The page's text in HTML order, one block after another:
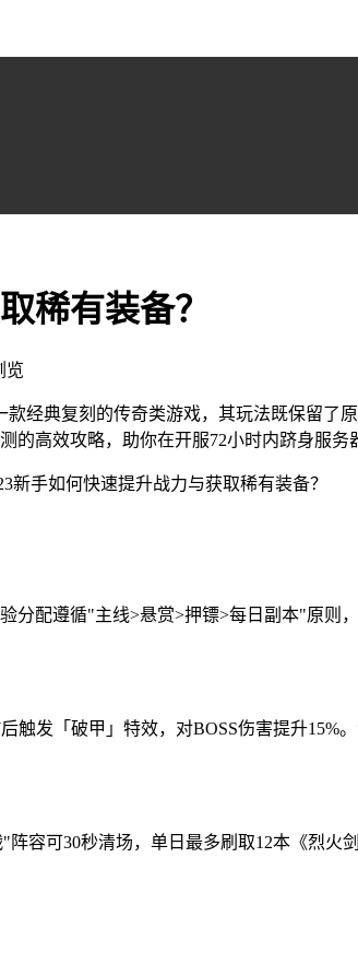
稀有装备？
览
经典复刻的传奇类游戏，其玩法既保留了
高效攻略，助你在开服72小时内跻身服务
配遵循"主线>悬赏>押镖>每日副本"原则
「破甲」特效，对BOSS伤害提升15%。
容可30秒清场，单日最多刷取12本《烈火